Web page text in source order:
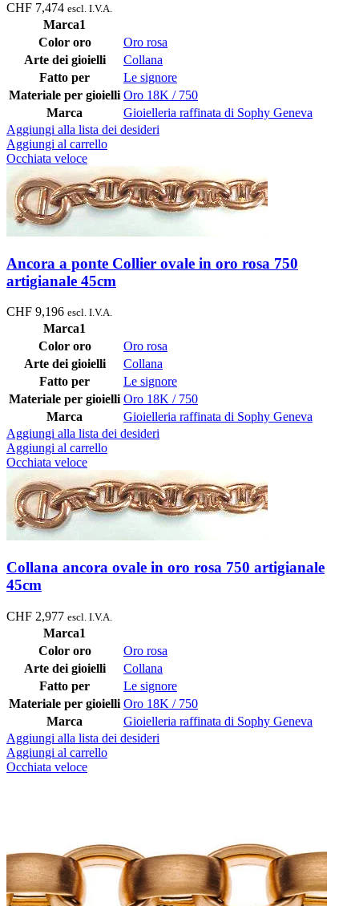
CHF 7,474 escl. I.V.A.
Marca1
Color oro
Oro rosa
Arte dei gioielli
Collana
Fatto per
Le signore
Materiale per gioielli Oro 18K / 750
Marca
Gioielleria raffinata di Sophy Geneva
Aggiungi alla lista dei desideri
Aggiungi al carrello
Occhiata veloce
Ancora a ponte Collier ovale in oro rosa 750
artigianale 45cm
CHF 9,196 escl. I.V.A.
Marca1
Color oro
Oro rosa
Arte dei gioielli
Collana
Fatto per
Le signore
Materiale per gioielli Oro 18K / 750
Marca
Gioielleria raffinata di Sophy Geneva
Aggiungi alla lista dei desideri
Aggiungi al carrello
Occhiata veloce
Collana ancora ovale in oro rosa 750 artigianale
45cm
CHF 2,977 escl. I.V.A.
Marca1
Color oro
Oro rosa
Arte dei gioielli
Collana
Fatto per
Le signore
Materiale per gioielli Oro 18K / 750
Marca
Gioielleria raffinata di Sophy Geneva
Aggiungi alla lista dei desideri
Aggiungi al carrello
Occhiata veloce